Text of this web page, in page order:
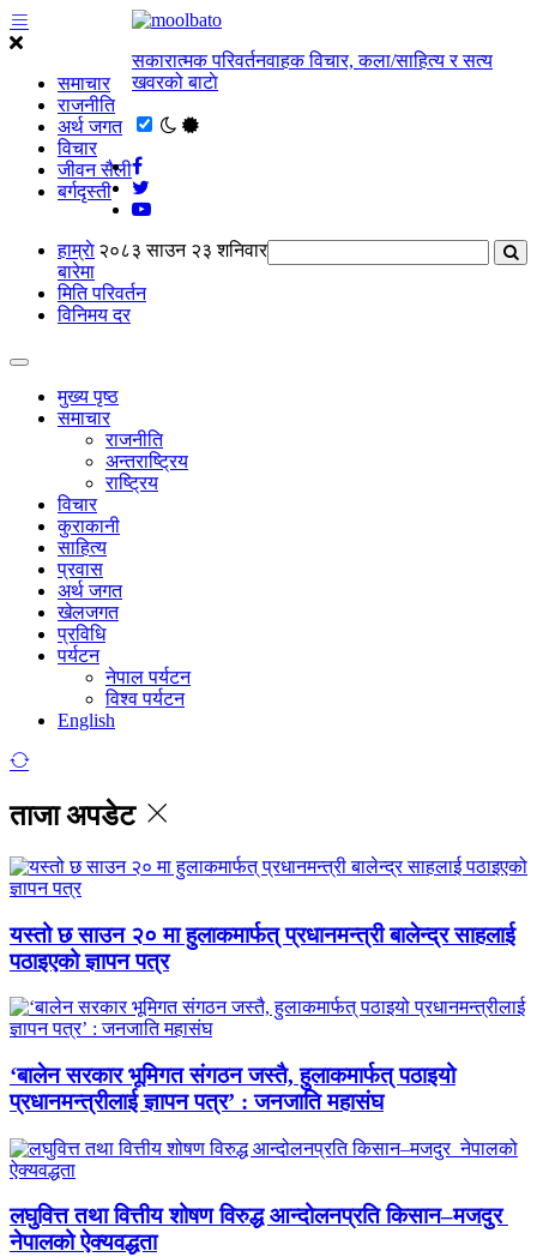
समाचार
राजनीति
अर्थ जगत
विचार
जीवन सैली
बर्गदृस्ती
सकारात्मक परिवर्तनवाहक विचार, कला/साहित्य र सत्य
खवरको बाटाे
२०८३ साउन २३ शनिवार
हाम्राे
बारेमा
मिति परिवर्तन
विनिमय दर
मुख्य पृष्ठ
समाचार
राजनीति
अन्तराष्ट्रिय
राष्ट्रिय
विचार
कुराकानी
साहित्य
प्रवास
अर्थ जगत
खेलजगत
प्रविधि
पर्यटन
नेपाल पर्यटन
विश्व पर्यटन
English
ताजा अपडेट
यस्तो छ साउन २० मा हुलाकमार्फत् प्रधानमन्त्री बालेन्द्र साहलाई
पठाइएको ज्ञापन पत्र
‘बालेन सरकार भूमिगत संगठन जस्तै, हुलाकमार्फत् पठाइयो
प्रधानमन्त्रीलाई ज्ञापन पत्र’ : जनजाति महासंघ
लघुवित्त तथा वित्तीय शोषण विरुद्ध आन्दोलनप्रति किसान–मजदुर
नेपालको ऐक्यवद्धता